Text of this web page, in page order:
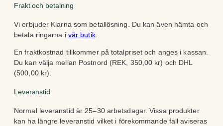
Frakt och betalning
Vi erbjuder Klarna som betallösning. Du kan även hämta och
betala ringarna i vår butik.
En fraktkostnad tillkommer på totalpriset och anges i kassan.
Du kan välja mellan Postnord (REK, 350,00 kr) och DHL
(500,00 kr).
Leveranstid
Normal leveranstid är 25–30 arbetsdagar. Vissa produkter
kan ha längre leveranstid vilket i förekommande fall aviseras